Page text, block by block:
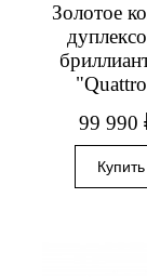
Золотое
99 990